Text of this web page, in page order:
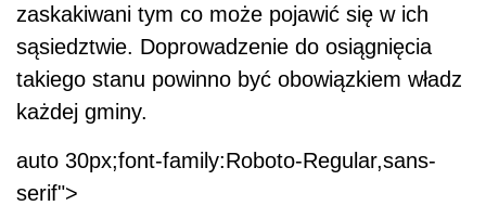
zaskakiwani tym co może pojawić się w ich
sąsiedztwie. Doprowadzenie do osiągnięcia
takiego stanu powinno być obowiązkiem władz
każdej gminy.
auto 30px;font-family:Roboto-Regular,sans-
serif">